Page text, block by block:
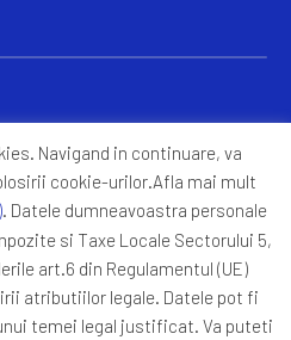
Navigand in continuare, va
cookie-urilor.Afla mai mult
. Datele dumneavoastra personale
si Taxe Locale Sectorului 5,
art.6 din Regulamentul (UE)
atributiilor legale. Datele pot fi
temei legal justificat. Va puteti